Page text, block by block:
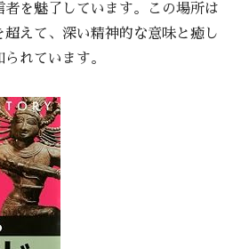
を魅了しています。この場所は
えて、深い精神的な意味と癒し
れています。